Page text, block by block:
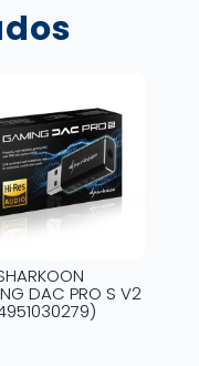
DAC PRO S V2